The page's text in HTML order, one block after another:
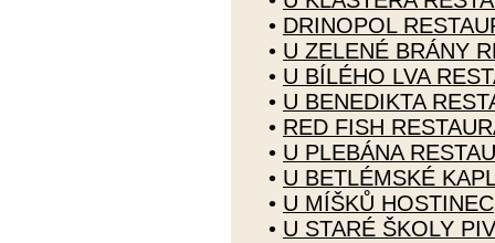
• DRINOPOL
• U ZELENÉ BRÁNY
• U BÍLÉHO LVA
• U BENEDIKTA
• RED FISH
• U PLEBÁNA
• U BETLÉMSKÉ
• U MÍŠKŮ HOSTINEC
• U STARÉ ŠKOLY